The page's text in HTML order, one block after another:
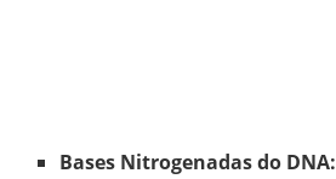
Bases Nitrogenadas do DNA: